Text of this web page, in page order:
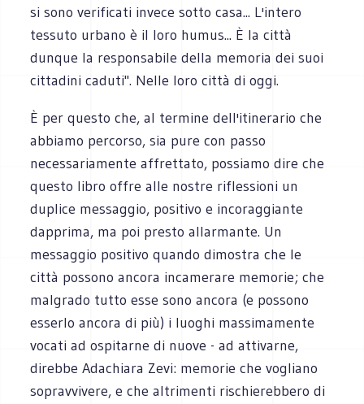
si sono verificati invece sotto casa... L'intero
tessuto urbano è il loro humus... È la città
dunque la responsabile della memoria dei suoi
cittadini caduti". Nelle loro città di oggi.
È per questo che, al termine dell'itinerario che
abbiamo percorso, sia pure con passo
necessariamente affrettato, possiamo dire che
questo libro offre alle nostre riflessioni un
duplice messaggio, positivo e incoraggiante
dapprima, ma poi presto allarmante. Un
messaggio positivo quando dimostra che le
città possono ancora incamerare memorie; che
malgrado tutto esse sono ancora (e possono
esserlo ancora di più) i luoghi massimamente
vocati ad ospitarne di nuove - ad attivarne,
direbbe Adachiara Zevi: memorie che vogliano
sopravvivere, e che altrimenti rischierebbero di